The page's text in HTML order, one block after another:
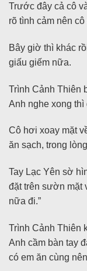
Trước đây cả cô
rõ tình cảm nên
Bây giờ thì khác
giấu giếm nữa.
Trình Cảnh Thiên
Anh nghe xong thì
Cô hơi xoay mặt
ăn sạch, trong
Tay Lạc Yên sờ
đặt trên sườn mặt
nữa đi.”
Trình Cảnh Thiên
Anh cầm bàn tay
có em ăn cùng